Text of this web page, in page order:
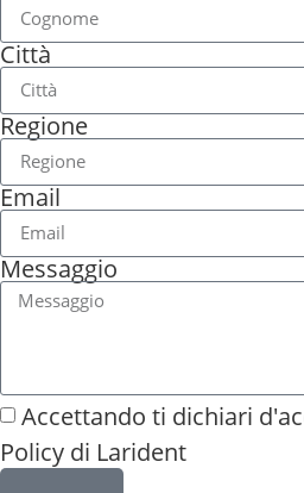
Città
Regione
Email
Messaggio
Accettando ti dichiari
Policy di Larident